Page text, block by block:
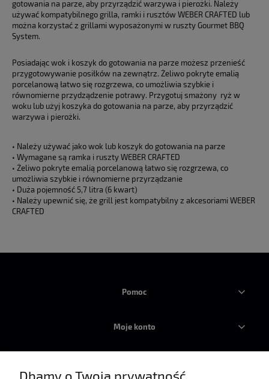
gotowania na parze, aby przyrządzić warzywa i pierożki. Należy
używać kompatybilnego grilla, ramki i rusztów WEBER CRAFTED lub
można korzystać z grillami wyposażonymi w ruszty Gourmet BBQ
System.
Posiadając wok i koszyk do gotowania na parze możesz przenieść
przygotowywanie posiłków na zewnątrz. Żeliwo pokryte emalią
porcelanową łatwo się rozgrzewa, co umożliwia szybkie i
równomierne przydządzenie potrawy. Przygotuj smażony ryż w
woku lub użyj koszyka do gotowania na parze, aby przyrządzić
warzywa i pierożki.
• Należy używać jako wok lub koszyk do gotowania na parze
• Wymagane są ramka i ruszty WEBER CRAFTED
• Żeliwo pokryte emalią porcelanową łatwo się rozgrzewa, co
umożliwia szybkie i równomierne przyrządzanie
• Duża pojemność 5,7 litra (6 kwart)
• Należy upewnić się, że grill jest kompatybilny z akcesoriami WEBER
CRAFTED
Pomoc
Moje konto
Dbamy o Twoją prywatność